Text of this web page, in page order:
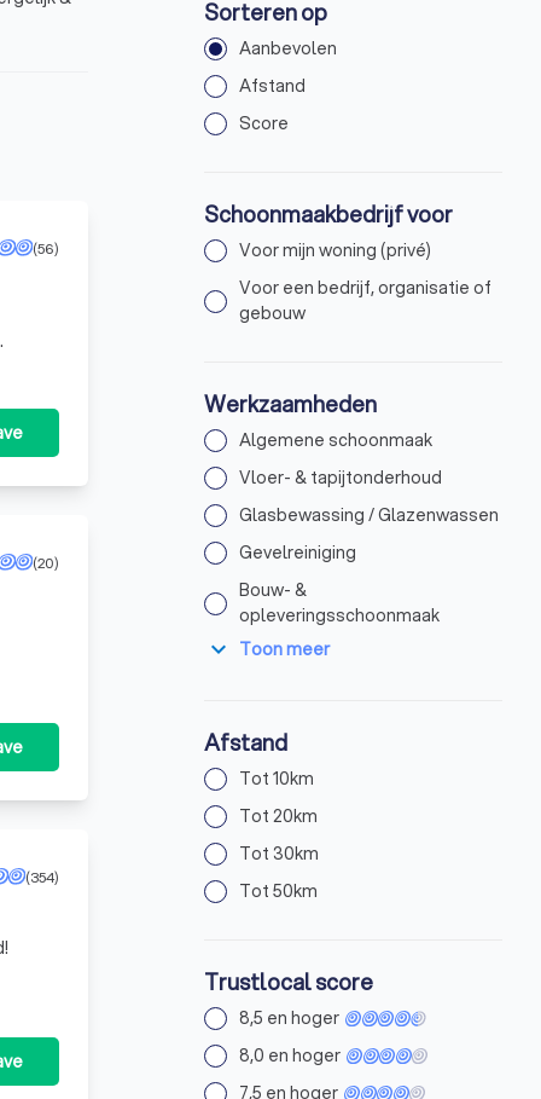
(56)
(20)
(354)
Sorteren op
Aanbevolen
Afstand
Score
Schoonmaakbedrijf voor
Voor mijn woning (privé)
Voor een bedrijf, organisatie of
gebouw
Werkzaamheden
Algemene schoonmaak
Vloer- & tapijtonderhoud
Glasbewassing / Glazenwassen
Gevelreiniging
Bouw- &
opleveringsschoonmaak
expand_more Toon meer
Afstand
Tot 10km
Tot 20km
Tot 30km
Tot 50km
Trustlocal score
8,5 en hoger
8,0 en hoger
7,5 en hoger